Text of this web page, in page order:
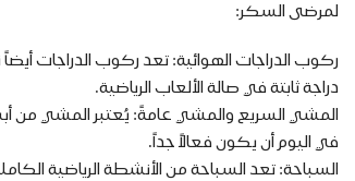
لمرضى السكر:
ركوب الدراجات الهوائية: تعد ركوب الدراجات
دراجة ثابتة في صالة الألعاب الرياضية.
في اليوم أن يكون فعالاً جداً.
السباحة: تعد السباحة من الأنشطة الرياضية